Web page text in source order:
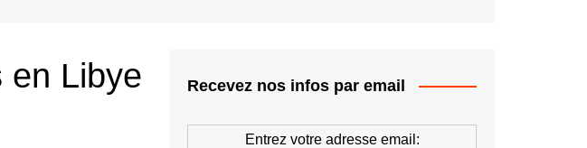
en Libye
Recevez nos infos par email
Entrez votre adresse email: